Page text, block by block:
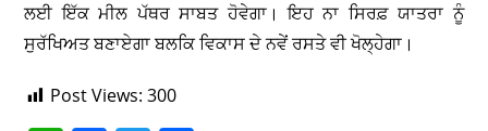
ਲਈ ਇੱਕ ਮੀਲ ਪੱਥਰ ਸਾਬਤ ਹੋਵੇਗਾ। ਇਹ ਨਾ ਸਿਰਫ਼ ਯਾਤਰਾ ਨੂੰ
ਸੁਰੱਖਿਅਤ ਬਣਾਏਗਾ ਬਲਕਿ ਵਿਕਾਸ ਦੇ ਨਵੇਂ ਰਸਤੇ ਵੀ ਖੋਲ੍ਹੇਗਾ।
Post Views: 300